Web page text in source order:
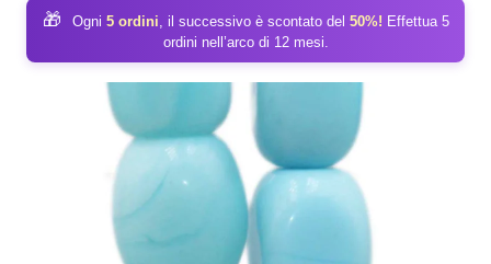
🎁 Ogni 5 ordini, il successivo è scontato del 50%! Effettua 5
ordini nell’arco di 12 mesi.